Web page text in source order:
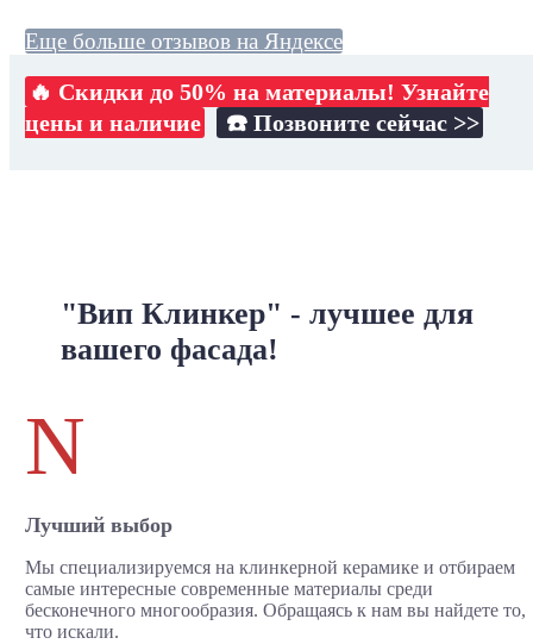
Еще больше отзывов на Яндексе
🔥 Скидки до 50% на материалы! Узнайте
цены и наличие
☎️ Позвоните сейчас >>
"Вип Клинкер" - лучшее для
вашего фасада!
N
Лучший выбор
Мы специализируемся на клинкерной керамике и отбираем
самые интересные современные материалы среди
бесконечного многообразия. Обращаясь к нам вы найдете то,
что искали.